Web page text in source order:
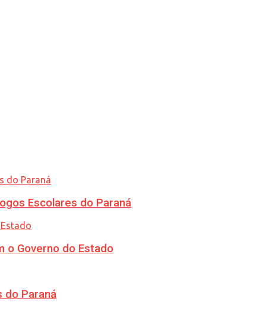
Escolares do Paraná
o Governo do Estado
do Paraná